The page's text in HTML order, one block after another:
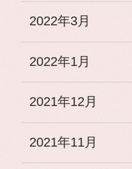
2022年3月
2022年1月
2021年12月
2021年11月